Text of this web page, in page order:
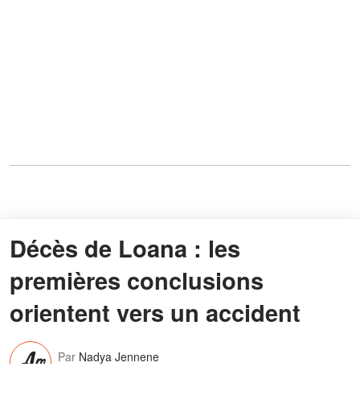
Décès de Loana : les
premières conclusions
orientent vers un accident
Par Nadya Jennene